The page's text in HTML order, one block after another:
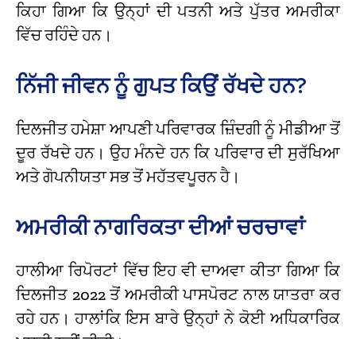
ਕਿਹਾ ਗਿਆ ਕਿ ਉਨ੍ਹਾਂ ਦੀ ਪਤਨੀ ਅਤੇ ਪੁੱਤਰ ਅਮਰੀਕਾ
ਵਿੱਚ ਰਹਿੰਦੇ ਹਨ।
ਨਿੱਜੀ ਜੀਵਨ ਨੂੰ ਗੁਪਤ ਕਿਉਂ ਰੱਖਦੇ ਹਨ?
ਦਿਲਜੀਤ ਹਮੇਸ਼ਾ ਆਪਣੀ ਪਰਿਵਾਰਕ ਜ਼ਿੰਦਗੀ ਨੂੰ ਮੀਡੀਆ ਤੋਂ
ਦੂਰ ਰੱਖਦੇ ਹਨ। ਉਹ ਮੰਨਦੇ ਹਨ ਕਿ ਪਰਿਵਾਰ ਦੀ ਸੁਰੱਖਿਆ
ਅਤੇ ਗੋਪਨੀਯਤਾ ਸਭ ਤੋਂ ਮਹੱਤਵਪੂਰਨ ਹੈ।
ਅਮਰੀਕੀ ਨਾਗਰਿਕਤਾ ਦੀਆਂ ਚਰਚਾਵਾਂ
ਹਾਲੀਆ ਰਿਪੋਰਟਾਂ ਵਿੱਚ ਇਹ ਵੀ ਦਾਅਵਾ ਕੀਤਾ ਗਿਆ ਕਿ
ਦਿਲਜੀਤ 2022 ਤੋਂ ਅਮਰੀਕੀ ਪਾਸਪੋਰਟ ਨਾਲ ਯਾਤਰਾ ਕਰ
ਰਹੇ ਹਨ। ਹਾਲਾਂਕਿ ਇਸ ਬਾਰੇ ਉਨ੍ਹਾਂ ਨੇ ਕੋਈ ਅਧਿਕਾਰਿਕ